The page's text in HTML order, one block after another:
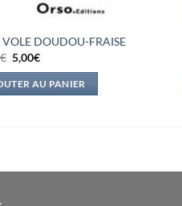
DOUDOU-FRAISE
€ Le
prix
initial
était :
5,00€Le
actuel
est :
AU PANIER